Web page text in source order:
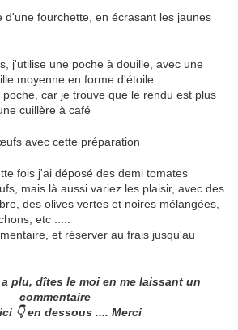
d'une fourchette, en écrasant les jaunes
j'utilise une poche à douille, avec une
moyenne en forme d'étoile
car je trouve que le rendu est plus
cuillère à café
avec cette préparation
fois j'ai déposé des demi tomates
mais là aussi variez les plaisir, avec des
des olives vertes et noires mélangées,
etc .....
et réserver au frais jusqu'au
plu, dîtes le moi en me laissant un
commentaire
👇 en dessous .... Merci